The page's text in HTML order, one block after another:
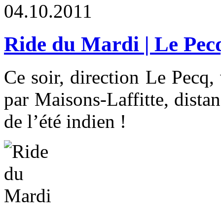
04.10.2011
Ride du Mardi | Le
Ce soir, direction Le
par Maisons-Laffitte,
de l’été indien !